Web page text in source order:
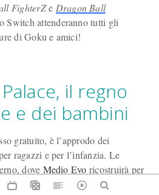
FighterZe Dragon Ball
Switch attenderanno tutti gli
di Goku e amici!
il regno
e dei bambini
gratuito, è l’approdo dei
ragazzi e per l’infanzia. Le
dove Medio Evo ricostruirà per
degli amatissimi maghi